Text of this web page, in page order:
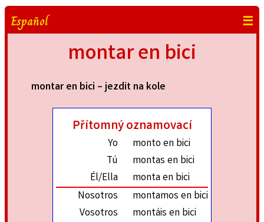
Español ☰
montar en bici
montar en bici – jezdit na kole
Přítomný oznamovací
Yo
monto en bici
Tú
montas en bici
Él/Ella
monta en bici
Nosotros
montamos en bici
Vosotros
montáis en bici